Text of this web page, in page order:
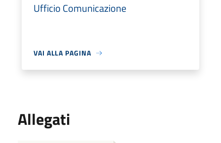
Ufficio Comunicazione
VAI ALLA PAGINA
Allegati